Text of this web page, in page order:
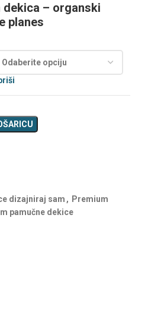
dekica – organski
planes
dizajniraj sam , Premium
pamučne dekice